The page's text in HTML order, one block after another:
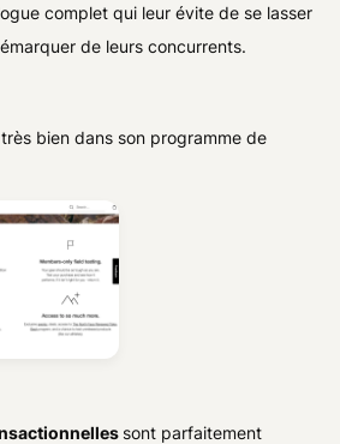
complet qui leur évite de se lasser
de leurs concurrents.
bien dans son programme de
sont parfaitement